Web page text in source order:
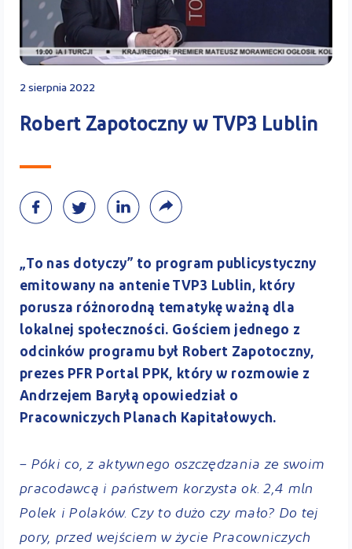
Kontakt
A
2 sierpnia 2022
Robert Zapotoczny w TVP3 Lublin
„To nas dotyczy” to program publicystyczny
emitowany na antenie TVP3 Lublin, który
porusza różnorodną tematykę ważną dla
lokalnej społeczności. Gościem jednego z
odcinków programu był Robert Zapotoczny,
prezes PFR Portal PPK, który w rozmowie z
Andrzejem Baryłą opowiedział o
Pracowniczych Planach Kapitałowych.
– Póki co, z aktywnego oszczędzania ze swoim
pracodawcą i państwem korzysta ok. 2,4 mln
Polek i Polaków. Czy to dużo czy mało? Do tej
pory, przed wejściem w życie Pracowniczych